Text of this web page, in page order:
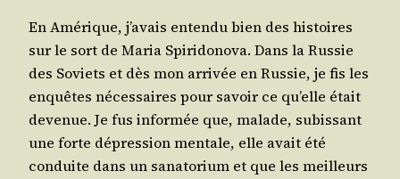
En Amé­rique, j’avais enten­du bien des his­toires
sur le sort de Maria Spi­ri­do­no­va. Dans la Rus­sie
des Soviets et dès mon arri­vée en Rus­sie, je fis les
enquêtes néces­saires pour savoir ce qu’elle était
deve­nue. Je fus infor­mée que, malade, subis­sant
une forte dépres­sion men­tale, elle avait été
conduite dans un sana­to­rium et que les meilleurs